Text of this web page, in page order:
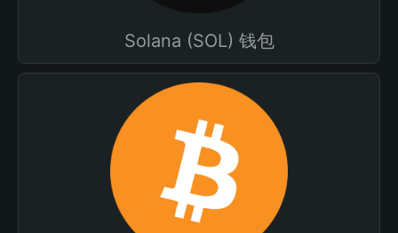
Solana (SOL) 钱包